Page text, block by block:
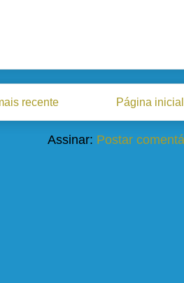
recente Página inicial
Assinar: Postar